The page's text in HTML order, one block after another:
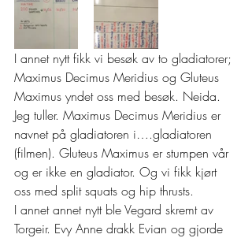
I annet nytt fikk vi besøk av to gladiatorer;
Maximus Decimus Meridius og Gluteus
Maximus yndet oss med besøk. Neida.
Jeg tuller. Maximus Decimus Meridius er
navnet på gladiatoren i….gladiatoren
(filmen). Gluteus Maximus er stumpen vår
og er ikke en gladiator. Og vi fikk kjørt
oss med split squats og hip thrusts.
I annet annet nytt ble Vegard skremt av
Torgeir. Evy Anne drakk Evian og gjorde